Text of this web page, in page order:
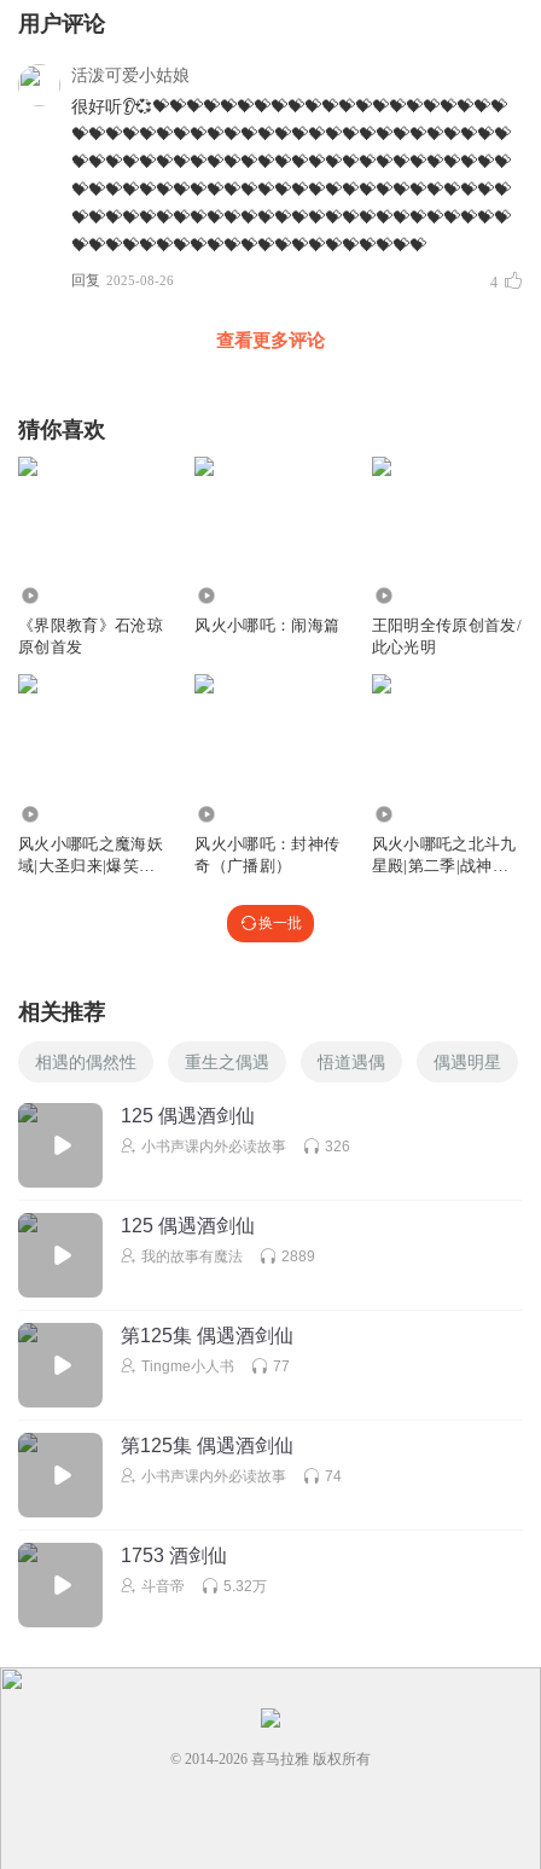
用户评论
活泼可爱小姑娘
很好听👂💞💝💝💝💝💝💝💝💝💝💝💝💝💝💝💝💝💝💝💝💝💝
💝💝💝💝💝💝💝💝💝💝💝💝💝💝💝💝💝💝💝💝💝💝💝💝💝💝
💝💝💝💝💝💝💝💝💝💝💝💝💝💝💝💝💝💝💝💝💝💝💝💝💝💝
💝💝💝💝💝💝💝💝💝💝💝💝💝💝💝💝💝💝💝💝💝💝💝💝💝💝
💝💝💝💝💝💝💝💝💝💝💝💝💝💝💝💝💝💝💝💝💝💝💝💝💝💝
💝💝💝💝💝💝💝💝💝💝💝💝💝💝💝💝💝💝💝💝💝
回复 2025-08-26 4
查看更多评论
猜你喜欢
《界限教育》石沧琼
原创首发
风火小哪吒：闹海篇
王阳明全传原创首发/
此心光明
风火小哪吒之魔海妖
域|大圣归来|爆笑哪
风火小哪吒：封神传
奇（广播剧）
风火小哪吒之北斗九
星殿|第二季|战神小
换一批
相关推荐
相遇的偶然性 重生之偶遇 悟道遇偶 偶遇明星
125 偶遇酒剑仙
小书声课内外必读故事 326
125 偶遇酒剑仙
我的故事有魔法 2889
第125集 偶遇酒剑仙
Tingme小人书 77
第125集 偶遇酒剑仙
小书声课内外必读故事 74
1753 酒剑仙
斗音帝 5.32万
© 2014-2026 喜马拉雅 版权所有